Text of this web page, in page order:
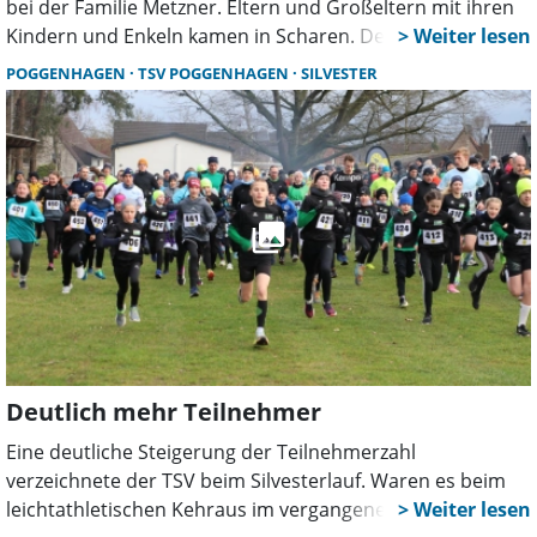
bei der Familie Metzner. Eltern und Großeltern mit ihren
Kindern und Enkeln kamen in Scharen. Der öffentliche
Kükenschlupf ist seit vielen Jahren ein Top-Ereignis, das
erneut hunderte Besucher bei bestem Frühlingswetter
anlockte.
POGGENHAGEN TSV POGGENHAGEN SILVESTER
Deutlich mehr Teilnehmer
Eine deutliche Steigerung der Teilnehmerzahl
verzeichnete der TSV beim Silvesterlauf. Waren es beim
leichtathletischen Kehraus im vergangenen Jahr 123